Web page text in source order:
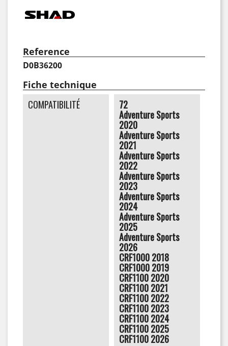
Reference
D0B36200
Fiche technique
COMPATIBILITÉ 72
Adventure Sports
2020
Adventure Sports
2021
Adventure Sports
2022
Adventure Sports
2023
Adventure Sports
2024
Adventure Sports
2025
Adventure Sports
2026
CRF1000 2018
CRF1000 2019
CRF1100 2020
CRF1100 2021
CRF1100 2022
CRF1100 2023
CRF1100 2024
CRF1100 2025
CRF1100 2026